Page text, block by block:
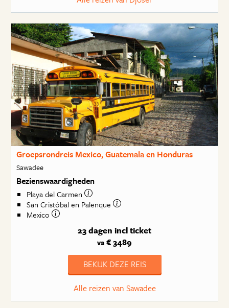
Groepsrondreis Mexico, Guatemala en Honduras
Sawadee
Bezienswaardigheden
Playa del Carmen
San Cristóbal en Palenque
Mexico
23 dagen incl ticket
va € 3489
BEKIJK DEZE REIS
Alle reizen van Sawadee